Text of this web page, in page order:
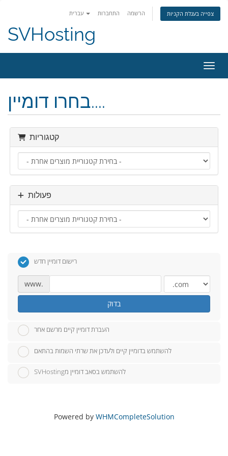
התחברות הרשמה צפייה בעגלת הקניות
SVHosting
בחרו דומיין....
קטגוריות
פעולות
רישום דומיין חדש
www.
בדוק
העברת דומיין קיים מרשם אחר
להשתמש בדומיין קיים ולעדכן את שרתי השמות בהתאם
SVHostingלהשתמש בסאב דומיין מ
Powered by WHMCompleteSolution